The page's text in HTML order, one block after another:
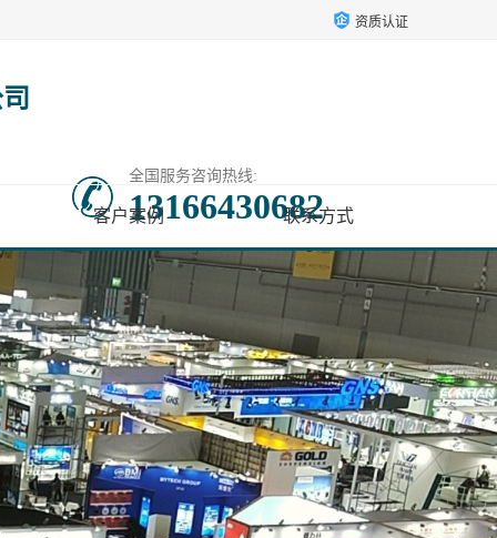
资质认证
全国服务咨询热线:
13166430682
客户案例 联系方式